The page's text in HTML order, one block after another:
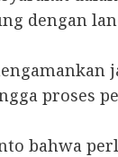
dengan
proses
bahwa